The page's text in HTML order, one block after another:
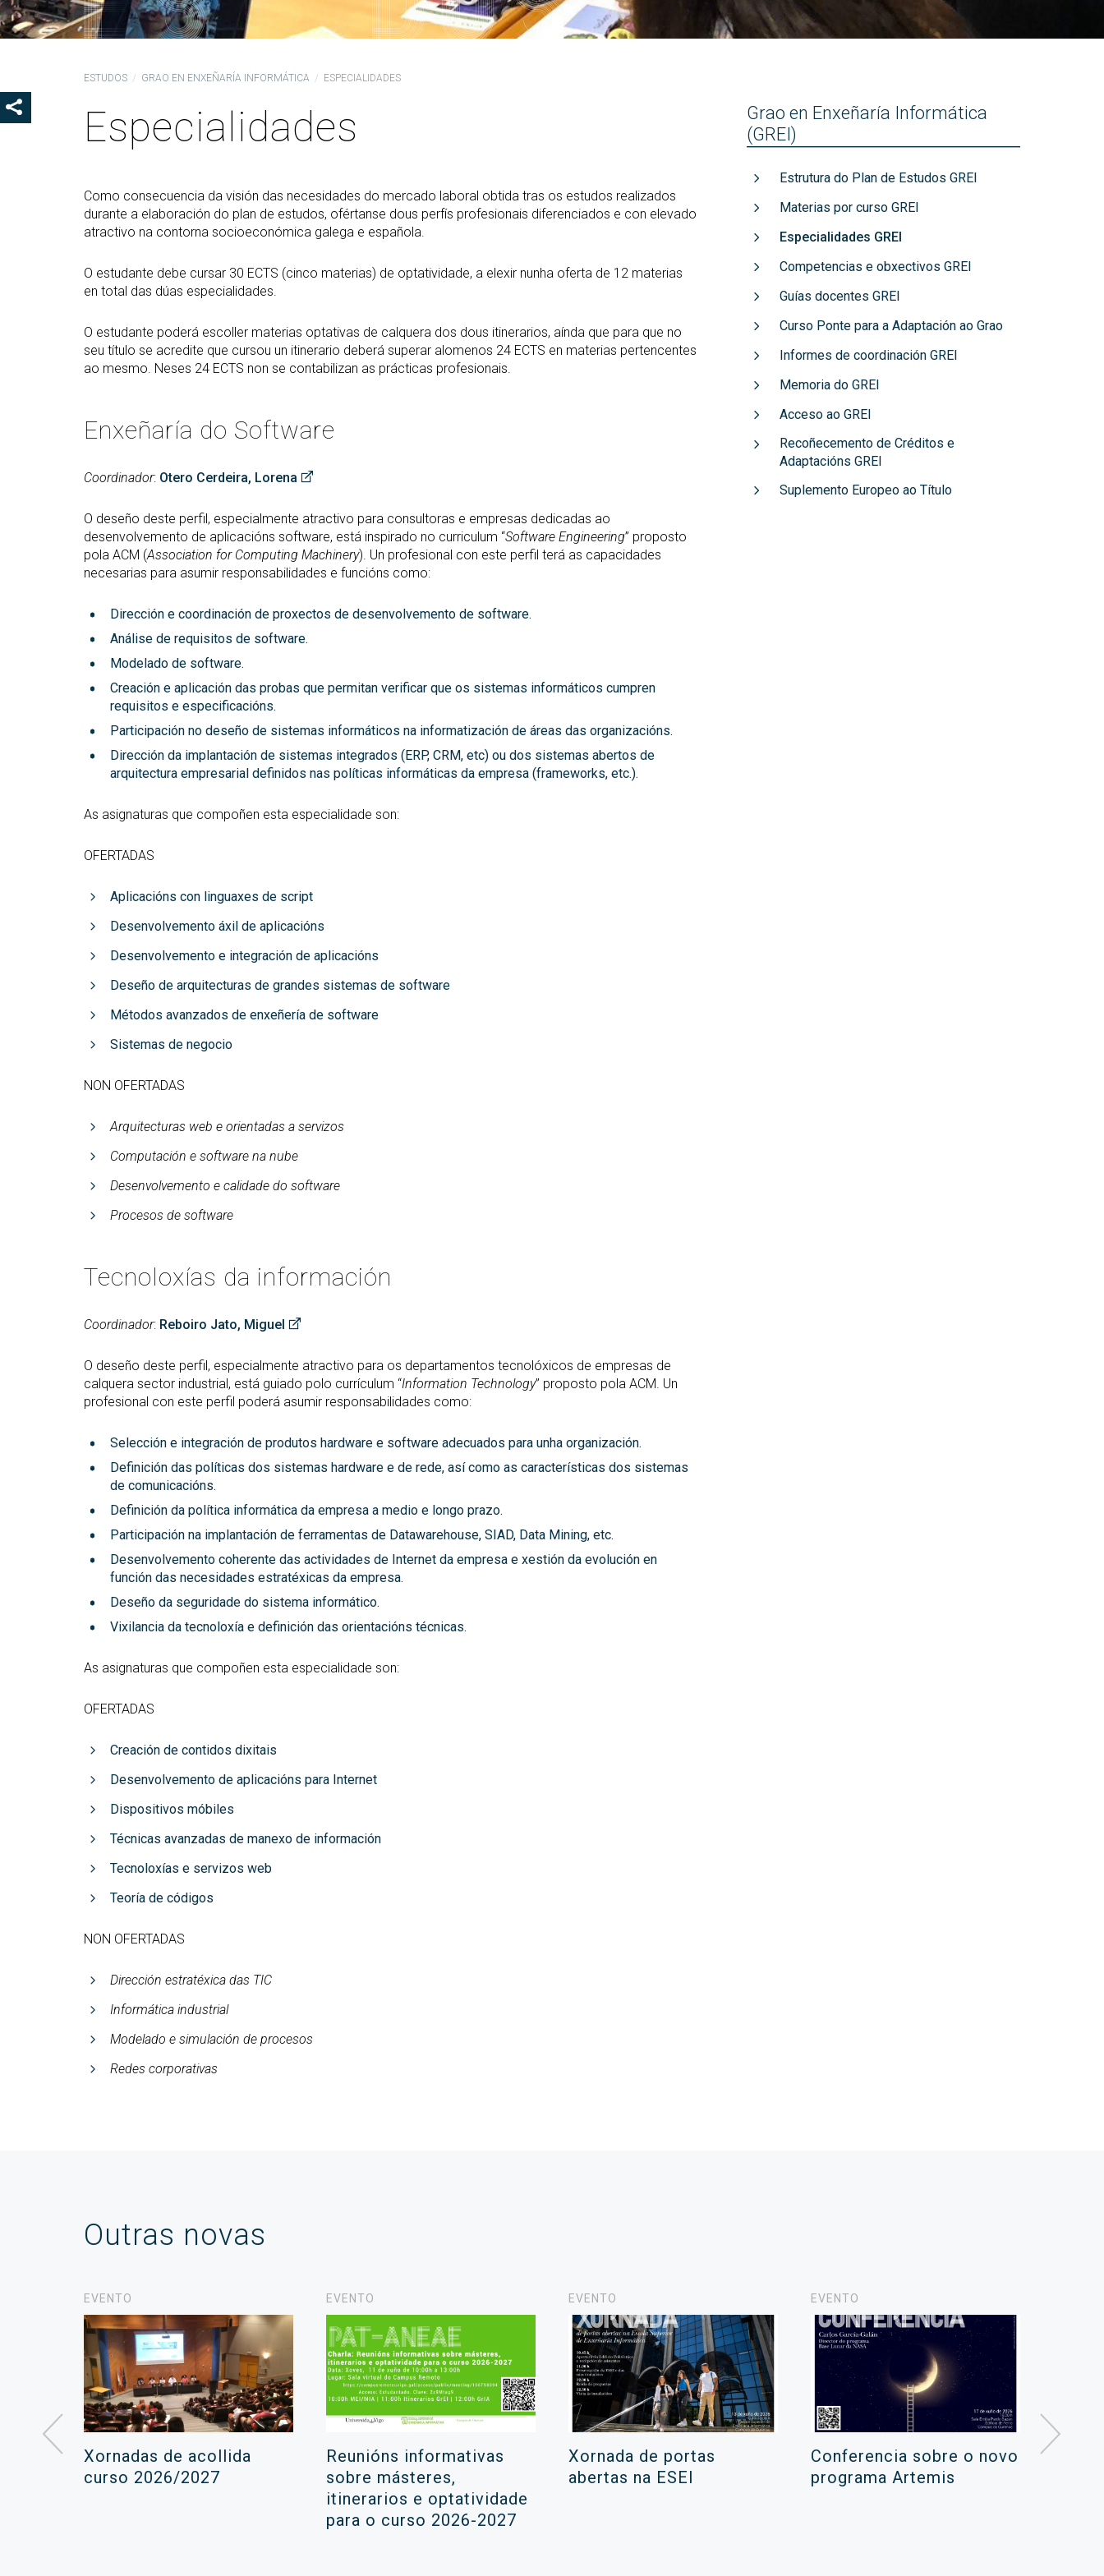
Coordinación
Delegación de Alumnos
CODDII
Colexios profesionais
Guía de benvida profesorado
extracurriculares
Prácticas en empresa
PARS Grao e Máster en
Enxeñaría Informática
títulos
Recoñecementos de calidade
ESTUDOS GRAO EN ENXEÑARÍA INFORMÁTICA ESPECIALIDADES
Especialidades
Como consecuencia da visión das necesidades do mercado laboral obtida tras os estudos realizados
durante a elaboración do plan de estudos, ofértanse dous perfís profesionais diferenciados e con elevado
atractivo na contorna socioeconómica galega e española.
O estudante debe cursar 30 ECTS (cinco materias) de optatividade, a elexir nunha oferta de 12 materias
en total das dúas especialidades.
O estudante poderá escoller materias optativas de calquera dos dous itinerarios, aínda que para que no
seu título se acredite que cursou un itinerario deberá superar alomenos 24 ECTS en materias pertencentes
ao mesmo. Neses 24 ECTS non se contabilizan as prácticas profesionais.
Enxeñaría do Software
Coordinador: Otero Cerdeira, Lorena
O deseño deste perfil, especialmente atractivo para consultoras e empresas dedicadas ao
desenvolvemento de aplicacións software, está inspirado no curriculum “Software Engineering” proposto
pola ACM (Association for Computing Machinery). Un profesional con este perfil terá as capacidades
necesarias para asumir responsabilidades e funcións como:
Dirección e coordinación de proxectos de desenvolvemento de software.
Análise de requisitos de software.
Modelado de software.
Creación e aplicación das probas que permitan verificar que os sistemas informáticos cumpren
requisitos e especificacións.
Participación no deseño de sistemas informáticos na informatización de áreas das organizacións.
Dirección da implantación de sistemas integrados (ERP, CRM, etc) ou dos sistemas abertos de
arquitectura empresarial definidos nas políticas informáticas da empresa (frameworks, etc.).
As asignaturas que compoñen esta especialidade son:
OFERTADAS
Aplicacións con linguaxes de script
Desenvolvemento áxil de aplicacións
Desenvolvemento e integración de aplicacións
Deseño de arquitecturas de grandes sistemas de software
Métodos avanzados de enxeñería de software
Sistemas de negocio
NON OFERTADAS
Arquitecturas web e orientadas a servizos
Computación e software na nube
Desenvolvemento e calidade do software
Procesos de software
Tecnoloxías da información
Coordinador: Reboiro Jato, Miguel
O deseño deste perfil, especialmente atractivo para os departamentos tecnolóxicos de empresas de
calquera sector industrial, está guiado polo currículum “Information Technology” proposto pola ACM. Un
profesional con este perfil poderá asumir responsabilidades como:
Selección e integración de produtos hardware e software adecuados para unha organización.
Definición das políticas dos sistemas hardware e de rede, así como as características dos sistemas
de comunicacións.
Definición da política informática da empresa a medio e longo prazo.
Participación na implantación de ferramentas de Datawarehouse, SIAD, Data Mining, etc.
Desenvolvemento coherente das actividades de Internet da empresa e xestión da evolución en
función das necesidades estratéxicas da empresa.
Deseño da seguridade do sistema informático.
Vixilancia da tecnoloxía e definición das orientacións técnicas.
As asignaturas que compoñen esta especialidade son:
OFERTADAS
Creación de contidos dixitais
Desenvolvemento de aplicacións para Internet
Dispositivos móbiles
Técnicas avanzadas de manexo de información
Tecnoloxías e servizos web
Teoría de códigos
NON OFERTADAS
Dirección estratéxica das TIC
Informática industrial
Modelado e simulación de procesos
Redes corporativas
Grao en Enxeñaría Informática
(GREI)
Estrutura do Plan de Estudos GREI
Materias por curso GREI
Especialidades GREI
Competencias e obxectivos GREI
Guías docentes GREI
Curso Ponte para a Adaptación ao Grao
Informes de coordinación GREI
Memoria do GREI
Acceso ao GREI
Recoñecemento de Créditos e
Adaptacións GREI
Suplemento Europeo ao Título
Outras novas
EVENTO
Xornadas de acollida
curso 2026/2027
EVENTO
Reunións informativas
sobre másteres,
itinerarios e optatividade
para o curso 2026-2027
EVENTO
Xornada de portas
abertas na ESEI
EVENTO
Conferencia sobre o novo
programa Artemis
MOSTRAR OS BOTÓNS DE COMPARTIR